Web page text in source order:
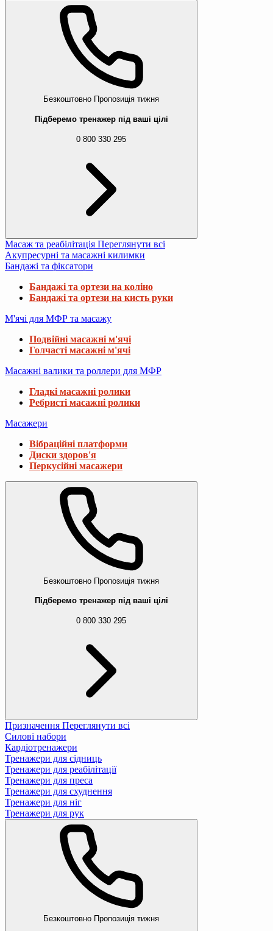
Безкоштовно Пропозиція тижня
Підберемо тренажер під ваші цілі
0 800 330 295
Масаж та реабілітація Переглянути всі
Акупресурні та масажні килимки
Бандажі та фіксатори
Бандажі та ортези на коліно
Бандажі та ортези на кисть руки
М'ячі для МФР та масажу
Подвійні масажні м'ячі
Голчасті масажні м'ячі
Масажні валики та роллери для МФР
Гладкі масажні ролики
Ребристі масажні ролики
Масажери
Вібраційні платформи
Диски здоров'я
Перкусійні масажери
Безкоштовно Пропозиція тижня
Підберемо тренажер під ваші цілі
0 800 330 295
Призначення Переглянути всі
Силові набори
Кардіотренажери
Тренажери для сідниць
Тренажери для реабілітації
Тренажери для преса
Тренажери для схуднення
Тренажери для ніг
Тренажери для рук
Безкоштовно Пропозиція тижня